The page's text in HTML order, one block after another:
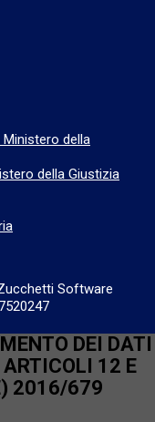
della
della Giustizia
Software
DEI DATI
12 E
2016/679